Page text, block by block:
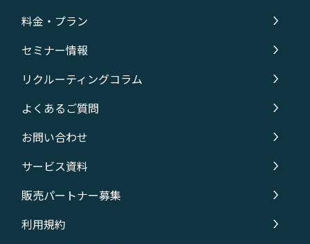
料金・プラン
セミナー情報
リクルーティングコラム
よくあるご質問
お問い合わせ
サービス資料
販売パートナー募集
利用規約